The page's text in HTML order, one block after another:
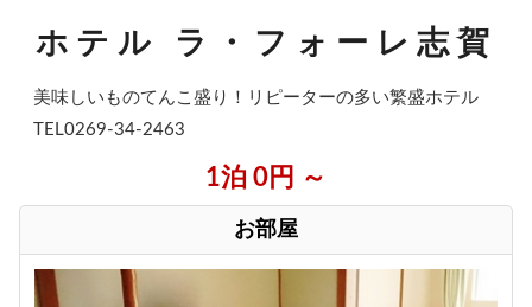
ホテル ラ・フォーレ志賀
美味しいものてんこ盛り！リピーターの多い繁盛ホテル
TEL0269-34-2463
1泊 0円 ～
お部屋